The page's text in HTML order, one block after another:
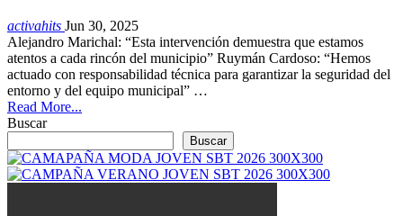
activahits Jun 30, 2025
Alejandro Marichal: “Esta intervención demuestra que estamos
atentos a cada rincón del municipio” Ruymán Cardoso: “Hemos
actuado con responsabilidad técnica para garantizar la seguridad del
entorno y del equipo municipal” …
Read More...
Buscar
Buscar